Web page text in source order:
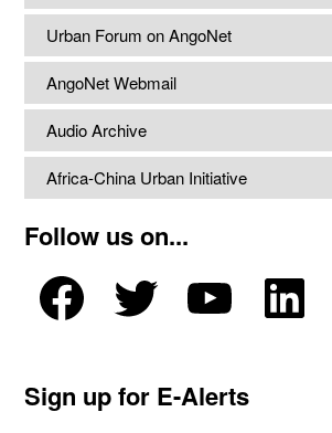
Urban Forum on AngoNet
AngoNet Webmail
Audio Archive
Africa-China Urban Initiative
Follow us on...
Sign up for E-Alerts